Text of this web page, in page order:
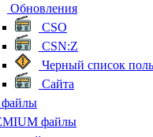
Обновления
CSO
CSN:Z
Черный список
Сайта
файлы